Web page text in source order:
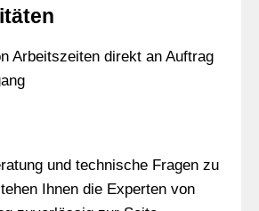
Arbeitszeiten direkt an Auftrag
und technische Fragen zu
Ihnen die Experten von